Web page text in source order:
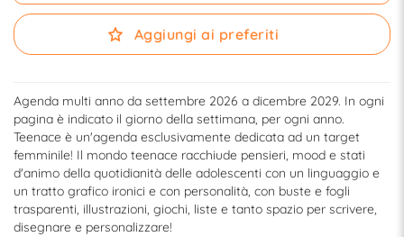
Aggiungi ai preferiti
Agenda multi anno da settembre 2026 a dicembre 2029. In ogni
pagina è indicato il giorno della settimana, per ogni anno.
Teenace è un'agenda esclusivamente dedicata ad un target
femminile! Il mondo teenace racchiude pensieri, mood e stati
d'animo della quotidianità delle adolescenti con un linguaggio e
un tratto grafico ironici e con personalità, con buste e fogli
trasparenti, illustrazioni, giochi, liste e tanto spazio per scrivere,
disegnare e personalizzare!